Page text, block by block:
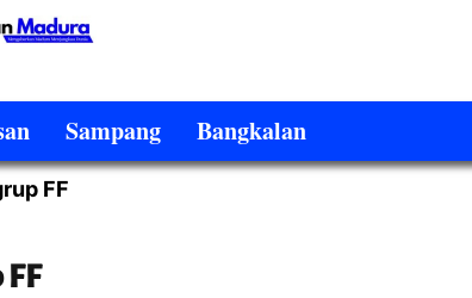
Sampang Bangkalan
FF